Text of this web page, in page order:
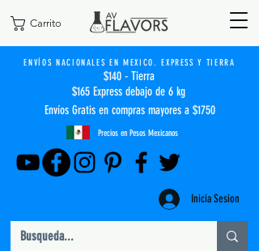
Carrito
ENVÍOS NACIONALES EN MEXICO. EXPRESS Y TIERRA
$140 - Tierra
$165 Express debajo de 6 kg
Envíos Gratis en compras mayores a $1750
Precios en Pesos Mexicanos
Inicia Sesion